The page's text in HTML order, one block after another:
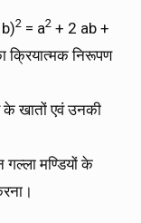
2 = a2 + 2 ab +
क्रियात्मक निरूपण
के खातों एवं उनकी
गल्ला मण्डियों के